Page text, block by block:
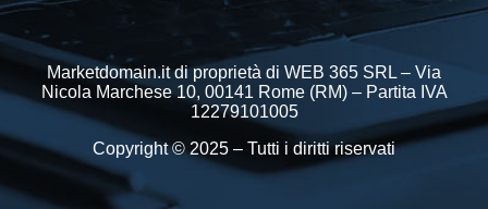
Marketdomain.it di proprietà di WEB 365 SRL – Via
Nicola Marchese 10, 00141 Rome (RM) – Partita IVA
12279101005
Copyright © 2025 – Tutti i diritti riservati